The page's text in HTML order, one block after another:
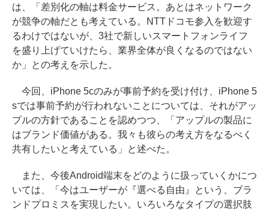
は、「差別化の軸は料金サービス。あとはネットワーク
が競争の軸だとも考えている。NTTドコモ参入を歓迎す
るわけではないが、3社で新しいスマートフォンライフ
を盛り上げていけたら、業界全体が良くなるのではない
か」との考えを示した。
今回、iPhone 5cのみが事前予約を受け付け、iPhone 5
sでは事前予約が行われないことについては、それがアッ
プルの方針であることを認めつつ、「アップルの製品に
はブランド価値がある。我々も彼らの考え方をなるべく
共有したいと考えている」と述べた。
また、今後Android端末をどのように扱っていくかにつ
いては、「今はユーザーが『選べる自由』という、ブラ
ンドプロミスを実現したい。いろいろなタイプの選択肢